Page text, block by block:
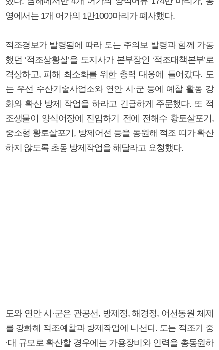
영에서는 1개 어가의 1만1000마리가 폐사했다.
적조경보가 발령됨에 따라 도는 주의보 발령과 함께 가동
했던 ‘적조상황실’을 도지사가 본부장인 ‘적조대책본부’로
격상하고, 피해 최소화를 위한 총력 대응에 들어갔다. 도
는 우선 수산기술사업소와 연안 시·군 등에 예찰 활동 강
화와 확산 방제 작업을 하라고 긴급하게 주문했다. 또 적
조생물이 양식어장에 진입하기 전에 전해수 황토살포기,
중소형 황토살포기, 방제어선 등을 동원해 적조 띠가 확산
하지 않도록 초동 방제작업을 해달라고 요청했다.
도와 연안 시·군은 관공선, 방제정, 해경정, 어선동원 체제
를 강화해 적조예찰과 방제작업에 나선다. 도는 적조가 중
·대 규모로 확산할 경우에는 가용장비와 인력을 총동원하